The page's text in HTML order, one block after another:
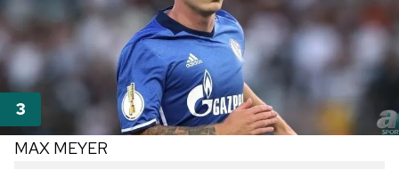
MAX MEYER